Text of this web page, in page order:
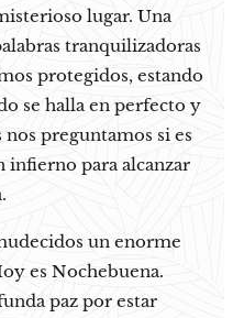
lugar. Una
tranquilizadoras
protegidos, estando
se halla en perfecto y
preguntamos si es
infierno para alcanzar
un enorme
es Nochebuena.
paz por estar